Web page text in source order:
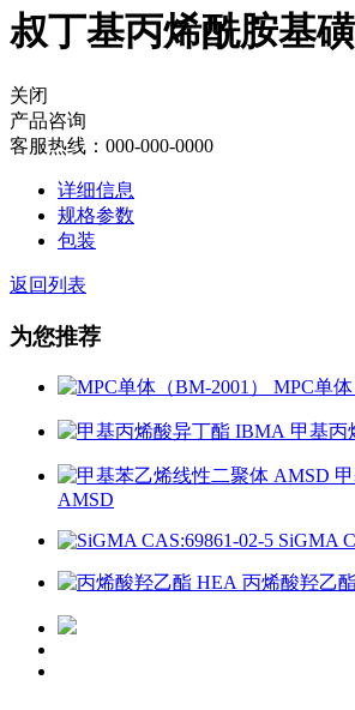
叔丁基丙烯酰胺基
关闭
产品咨询
客服热线：000-000-0000
详细信息
规格参数
包装
返回列表
为您推荐
MPC单体
甲基丙
AMSD
SiGMA
丙烯酸羟乙